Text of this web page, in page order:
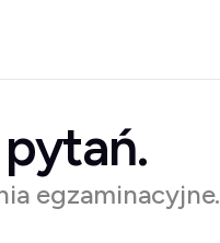
egzaminacyjne.